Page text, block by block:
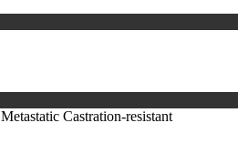
Metastatic Castration-resistant